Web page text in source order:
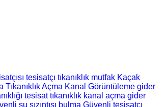
tesisatçı tıkanıklık mutfak Kaçak
Tıkanıklık Açma Kanal Görüntüleme gider
tesisattıkanıklık kanal açma gider
su sızıntısı bulma Güvenli tesisatçı